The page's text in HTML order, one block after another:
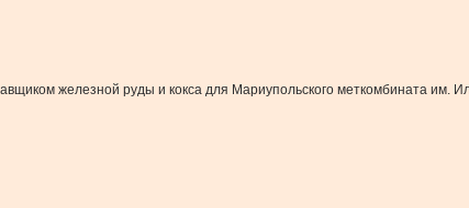
железной руды и кокса для Мариупольского меткомбината им.